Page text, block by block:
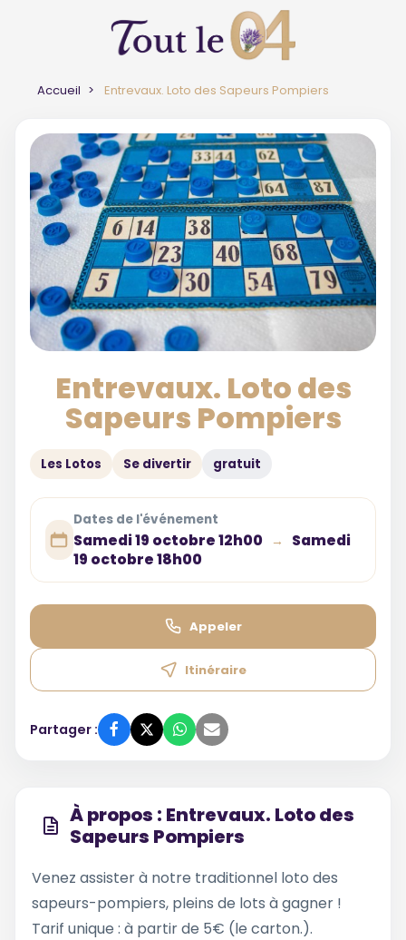
Accueil Entrevaux. Loto des Sapeurs Pompiers
Entrevaux. Loto des
Sapeurs Pompiers
Les Lotos Se divertir gratuit
Dates de l'événement
Samedi 19 octobre 12h00 →
Samedi
19 octobre 18h00
Appeler
Itinéraire
Partager :
À propos : Entrevaux. Loto des
Sapeurs Pompiers
Venez assister à notre traditionnel loto des
sapeurs-pompiers, pleins de lots à gagner !
Tarif unique : à partir de 5€ (le carton.).